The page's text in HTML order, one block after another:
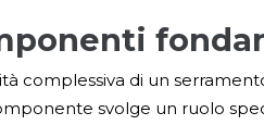
complessiva di un
svolge un ruolo